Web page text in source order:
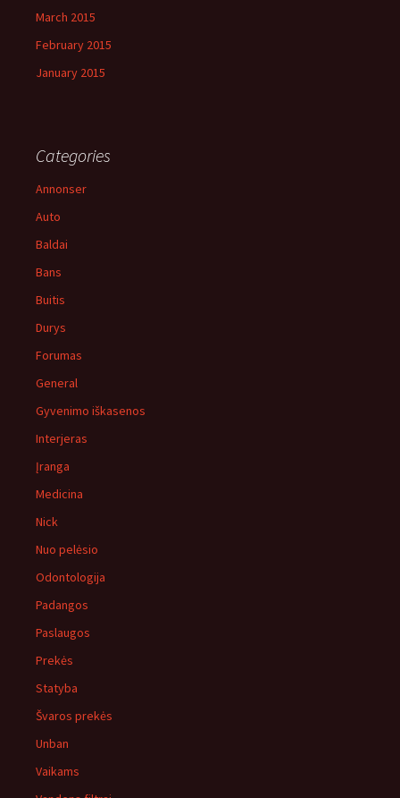
March 2015
February 2015
January 2015
Categories
Annonser
Auto
Baldai
Bans
Buitis
Durys
Forumas
General
Gyvenimo iškasenos
Interjeras
Įranga
Medicina
Nick
Nuo pelėsio
Odontologija
Padangos
Paslaugos
Prekės
Statyba
Švaros prekės
Unban
Vaikams